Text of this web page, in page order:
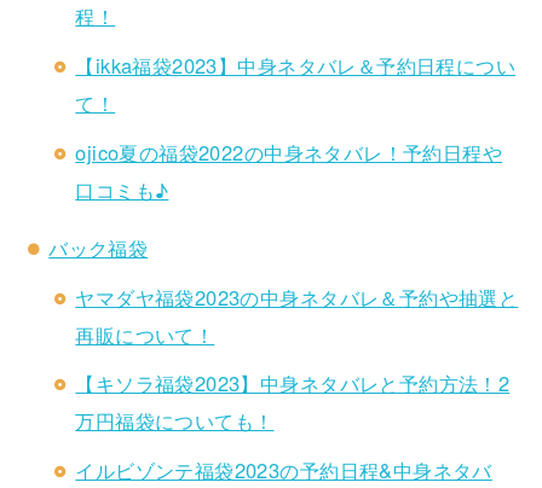
程！
【ikka福袋2023】中身ネタバレ＆予約日程につい
て！
ojico夏の福袋2022の中身ネタバレ！予約日程や
口コミも♪
バック福袋
ヤマダヤ福袋2023の中身ネタバレ＆予約や抽選と
再販について！
【キソラ福袋2023】中身ネタバレと予約方法！2
万円福袋についても！
イルビゾンテ福袋2023の予約日程&中身ネタバ